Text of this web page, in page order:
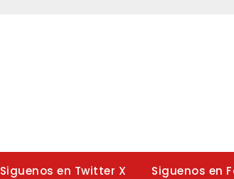
Siguenos en Twitter X Siguenos en